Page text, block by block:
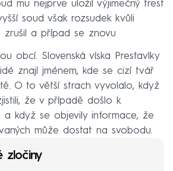
mu nejprve uložil výjimečný trest
soud však rozsudek kvůli
zrušil a případ se znovu
obcí. Slovenská víska Prestavlky
znají jménem, kde se cizí tvář
O to větší strach vyvolalo, když
že v případě došlo k
a když se objevily informace, že
může dostat na svobodu.
zločiny